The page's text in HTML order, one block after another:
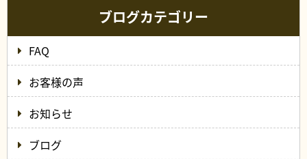
ブログカテゴリー
FAQ
お客様の声
お知らせ
ブログ